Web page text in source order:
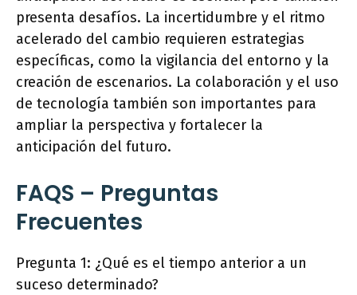
presenta desafíos. La incertidumbre y el ritmo
acelerado del cambio requieren estrategias
específicas, como la vigilancia del entorno y la
creación de escenarios. La colaboración y el uso
de tecnología también son importantes para
ampliar la perspectiva y fortalecer la
anticipación del futuro.
FAQS – Preguntas
Frecuentes
Pregunta 1: ¿Qué es el tiempo anterior a un
suceso determinado?